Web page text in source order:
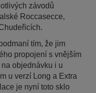
závodů
Roccasecce,
tím, že jim
propojení s vnějším
objednávku i u
u verzí Long a Extra
je nyní toto sklo